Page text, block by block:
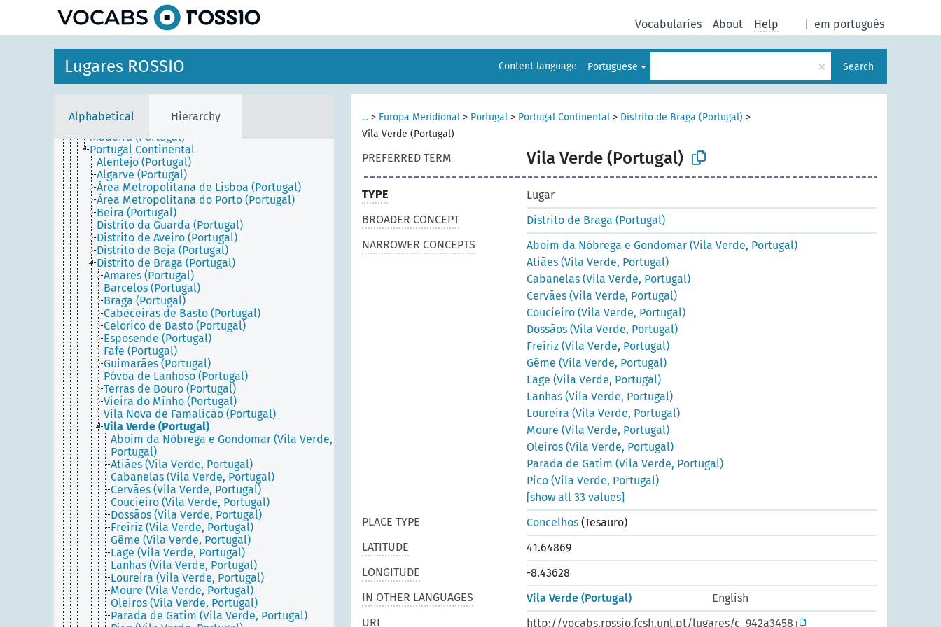
em português
Vocabularies About Help
Lugares ROSSIO Content language Portuguese × Search
Alphabetical Hierarchy
Europa Central e Oriental
Europa Meridional
Chipre
Espanha
Grécia
Itália
Malta
Península Ibérica
Portugal
Açores (Portugal)
Madeira (Portugal)
Portugal Continental
Alentejo (Portugal)
Algarve (Portugal)
Área Metropolitana de Lisboa (Portugal)
Área Metropolitana do Porto (Portugal)
Beira (Portugal)
Distrito da Guarda (Portugal)
Distrito de Aveiro (Portugal)
Distrito de Beja (Portugal)
Distrito de Braga (Portugal)
Amares (Portugal)
Barcelos (Portugal)
Braga (Portugal)
Cabeceiras de Basto (Portugal)
Celorico de Basto (Portugal)
Esposende (Portugal)
Fafe (Portugal)
Guimarães (Portugal)
Póvoa de Lanhoso (Portugal)
Terras de Bouro (Portugal)
Vieira do Minho (Portugal)
Vila Nova de Famalicão (Portugal)
Vila Verde (Portugal)
Aboim da Nóbrega e Gondomar (Vila Verde,
Portugal)
Atiães (Vila Verde, Portugal)
Cabanelas (Vila Verde, Portugal)
Cervães (Vila Verde, Portugal)
Coucieiro (Vila Verde, Portugal)
Dossãos (Vila Verde, Portugal)
Freiriz (Vila Verde, Portugal)
Gême (Vila Verde, Portugal)
Lage (Vila Verde, Portugal)
Lanhas (Vila Verde, Portugal)
Loureira (Vila Verde, Portugal)
Moure (Vila Verde, Portugal)
Oleiros (Vila Verde, Portugal)
Parada de Gatim (Vila Verde, Portugal)
... > Europa Meridional > Portugal > Portugal Continental > Distrito de Braga (Portugal) >
Vila Verde (Portugal)
PREFERRED TERM Vila Verde (Portugal)
TYPE
Lugar
BROADER CONCEPT
Distrito de Braga (Portugal)
NARROWER CONCEPTS
Aboim da Nóbrega e Gondomar (Vila Verde, Portugal)
Atiães (Vila Verde, Portugal)
Cabanelas (Vila Verde, Portugal)
Cervães (Vila Verde, Portugal)
Coucieiro (Vila Verde, Portugal)
Dossãos (Vila Verde, Portugal)
Freiriz (Vila Verde, Portugal)
Gême (Vila Verde, Portugal)
Lage (Vila Verde, Portugal)
Lanhas (Vila Verde, Portugal)
Loureira (Vila Verde, Portugal)
Moure (Vila Verde, Portugal)
Oleiros (Vila Verde, Portugal)
Parada de Gatim (Vila Verde, Portugal)
Pico (Vila Verde, Portugal)
[show all 33 values]
PLACE TYPE
Concelhos (Tesauro)
LATITUDE
41.64869
LONGITUDE
-8.43628
IN OTHER LANGUAGES
Vila Verde (Portugal)
English
URI
http://vocabs.rossio.fcsh.unl.pt/lugares/c_942a3458